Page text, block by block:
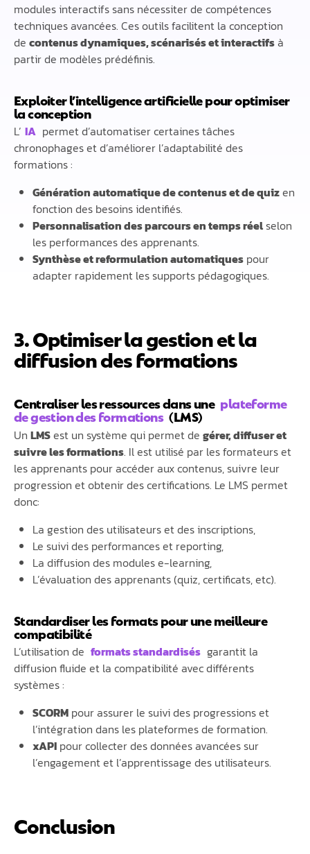
modules interactifs sans nécessiter de compétences
techniques avancées. Ces outils facilitent la conception
de contenus dynamiques, scénarisés et interactifsà
partir de modèles prédéfinis.
Exploiter l’intelligence artificielle pour optimiser
la conception
L’ IA permet d’automatiser certaines tâches
chronophages et d’améliorer l’adaptabilité des
formations :
Génération automatique de contenus et de quizen
fonction des besoins identifiés.
Personnalisation des parcours en temps réelselon
les performances des apprenants.
Synthèse et reformulation automatiques pour
adapter rapidement les supports pédagogiques.
3. Optimiser la gestion et la
diffusion des formations
Centraliser les ressources dans une plateforme
de gestion des formations (LMS)
Un LMSest un système qui permet de gérer, diffuser et
suivre les formations. Il est utilisé par les formateurs et
les apprenants pour accéder aux contenus, suivre leur
progression et obtenir des certifications. Le LMS permet
donc:
La gestion des utilisateurs et des inscriptions,
Le suivi des performances et reporting,
La diffusion des modules e-learning,
L’évaluation des apprenants (quiz, certificats, etc).
Standardiser les formats pour une meilleure
compatibilité
L’utilisation de formats standardisés garantit la
diffusion fluide et la compatibilité avec différents
systèmes :
SCORM pour assurer le suivi des progressions et
l’intégration dans les plateformes de formation.
xAPI pour collecter des données avancées sur
l’engagement et l’apprentissage des utilisateurs.
Conclusion